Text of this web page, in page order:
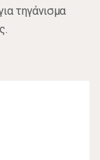
τηγάνισμα